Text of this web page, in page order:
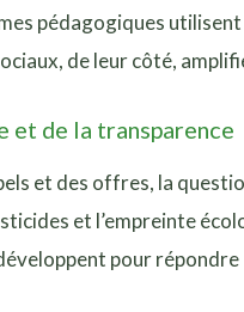
pédagogiques
de leur côté,
et de la transparence
et des offres, la
et l’empreinte
pour